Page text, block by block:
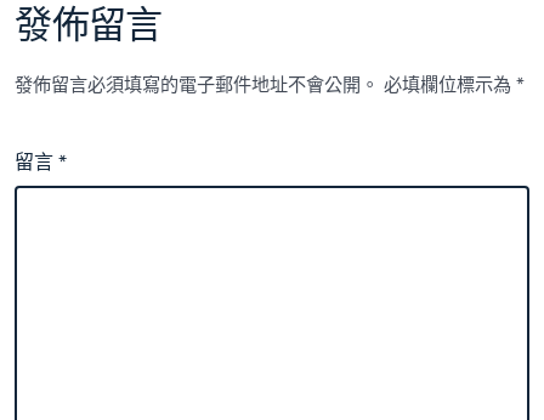
前
發佈留言
發佈留言必須填寫的電子郵件地址不會公開。 必填欄位標示為*
留言*